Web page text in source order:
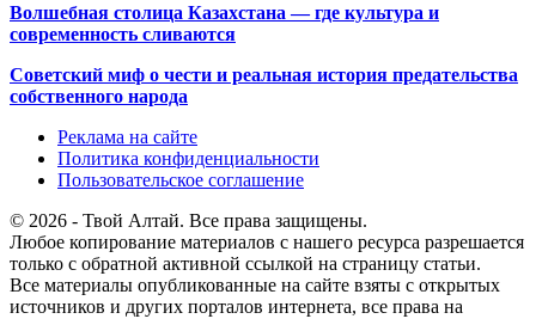
Волшебная столица Казахстана — где культура и
современность сливаются
Советский миф о чести и реальная история предательства
собственного народа
Реклама на сайте
Политика конфиденциальности
Пользовательское соглашение
© 2026 - Твой Алтай. Все права защищены.
Любое копирование материалов с нашего ресурса разрешается
только с обратной активной ссылкой на страницу статьи.
Все материалы опубликованные на сайте взяты с открытых
источников и других порталов интернета, все права на